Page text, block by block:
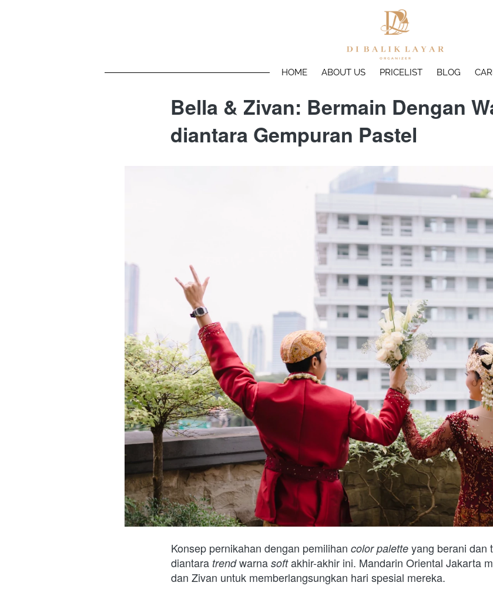
HOME ABOUT US PRICELIST BLOG
Bella & Zivan: Bermain Dengan
diantara Gempuran Pastel
Konsep pernikahan dengan pemilihan color palette yang berani dan
diantara trend warna soft akhir-akhir ini. Mandarin Oriental Jakarta
dan Zivan untuk memberlangsungkan hari spesial mereka.